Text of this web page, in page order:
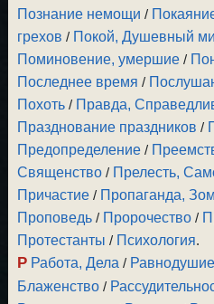
Познание немощи /
грехов / Покой, Душевный
Поминовение, умершие /
Последнее время /
Похоть / Правда,
Празднование праздников /
Предопределение /
Священство / Прелесть,
Причастие / Пропаганда,
Проповедь / Пророчество /
Протестанты / Психология.
Р Работа, Дела / Равнодушие
Блаженство /